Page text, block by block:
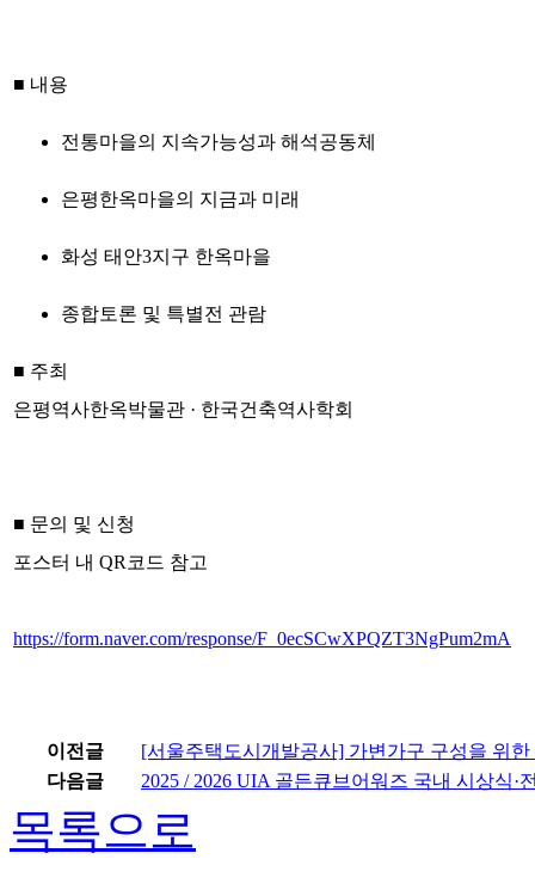
■ 내용
전통마을의 지속가능성과 해석공동체
은평한옥마을의 지금과 미래
화성 태안3지구 한옥마을
종합토론 및 특별전 관람
■ 주최
은평역사한옥박물관 · 한국건축역사학회
■ 문의 및 신청
포스터 내 QR코드 참고
https://form.naver.com/response/F_0ecSCwXPQZT3NgPum2mA
이전글
[서울주택도시개발공사] 가변가구 구성을 위
다음글
2025 / 2026 UIA 골든큐브어워즈 국내 시상식·
목록으로